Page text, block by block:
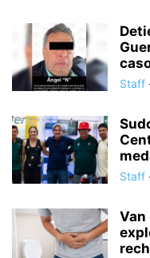
Staff
Staff
Van